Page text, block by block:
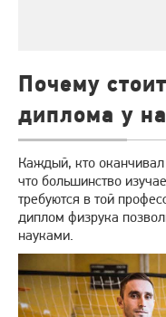
Почему
диплома у
Каждый, кто оканчивал
что большинство
требуются в той
диплом физрука
науками.